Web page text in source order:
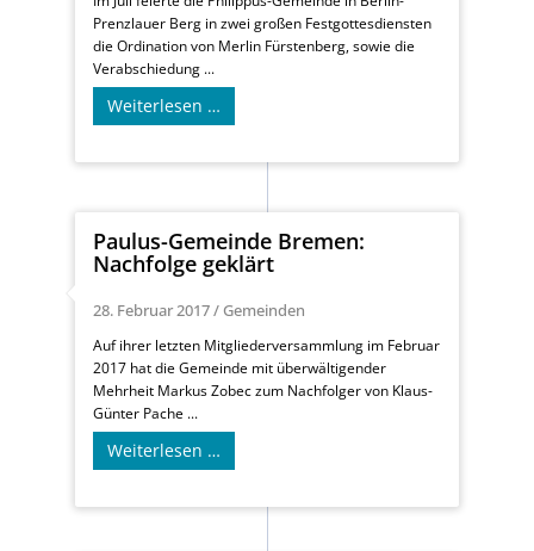
Prenzlauer Berg in zwei großen Festgottesdiensten
die Ordination von Merlin Fürstenberg, sowie die
Verabschiedung ...
Weiterlesen …
Paulus-Gemeinde Bremen:
Nachfolge geklärt
28. Februar 2017/ Gemeinden
Auf ihrer letzten Mitgliederversammlung im Februar
2017 hat die Gemeinde mit überwältigender
Mehrheit Markus Zobec zum Nachfolger von Klaus-
Günter Pache ...
Weiterlesen …